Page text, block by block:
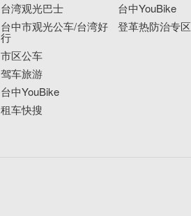
台湾观光巴士
台中市观光公车/台湾好
行
市区公车
驾车旅游
台中YouBike
租车快搜
台中YouBike
登革热防治专区